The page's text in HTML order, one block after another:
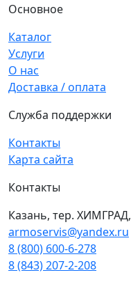
Основное
Каталог
Услуги
О нас
Доставка / оплата
Служба поддержки
Контакты
Карта сайта
Контакты
Казань, тер.
armoservis@yandex.ru
8 (800) 600-6-278
8 (843) 207-2-208